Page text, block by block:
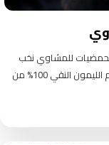
للمشاوي نخب
أول للتصدير الي جميع دول العالم فحم البرتقال وفحم الليمون النقي 100% من